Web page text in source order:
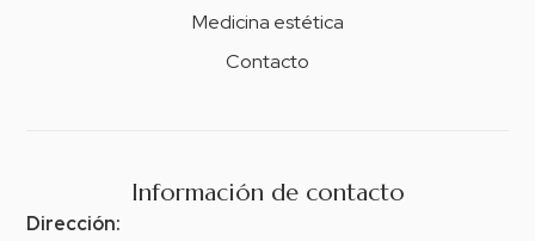
Medicina estética
Contacto
Información de contacto
Dirección: